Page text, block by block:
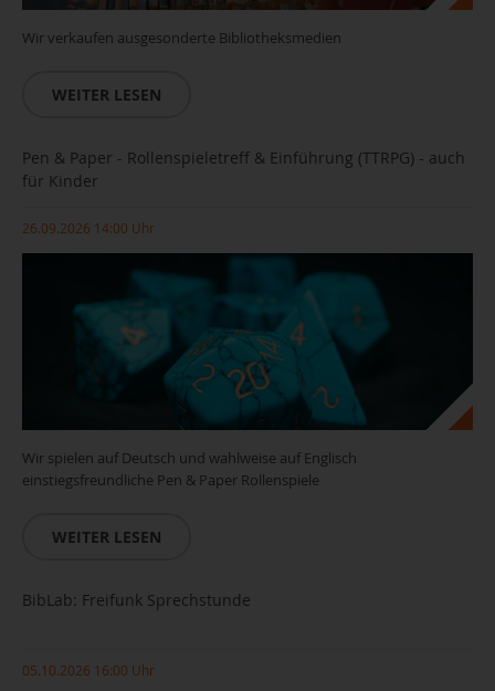
Wir verkaufen ausgesonderte Bibliotheksmedien
WEITER LESEN
Pen & Paper - Rollenspieletreff & Einführung (TTRPG) - auch
für Kinder
26.09.2026 14:00 Uhr
Wir spielen auf Deutsch und wahlweise auf Englisch
einstiegsfreundliche Pen & Paper Rollenspiele
WEITER LESEN
BibLab: Freifunk Sprechstunde
05.10.2026 16:00 Uhr